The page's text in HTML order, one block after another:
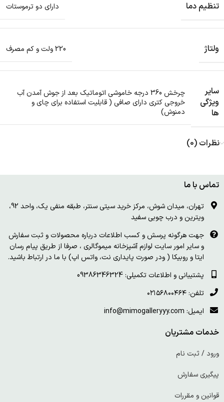
تنظیم دما دارای دو ترموستات
ولتاژ 220 ولت و کم مصرف
سایر
ویژگی
ها
چرخش 360 درجه خاموشی اتوماتیک بعد از جوش آمدن آب
خروجی کتری دارای صافی ( قابلیت استفاده برای چای و
دمنوش)
نظرات (0)
تماس با ما
تهران، میدان شوش، مرکز خرید سیتی سنتر، طبقه منفی یک، واحد 92،
ویترین و درب چوبی سفید
جهت هرگونه پرسش و کسب اطلاعات درباره محصولات و ثبت سفارش
و سایر امور سایت لوازم آشپزخانه میموگالری ، صرفا از طریق پیام رسان
ایتا و روبیکا ( ودر صورت پایداری نت، واتس اپ) با ما در ارتباط باشید.
پشتیبانی و اطلاعات تکمیلی: 09386346324
تلفن: ۰۲۱۵۶۸۰۰۴۶۴
ایمیل: info@mimogalleryyy.com
خدمات مشتریان
ورود / ثبت نام
پیگیری سفارش
قوانین و مقررات